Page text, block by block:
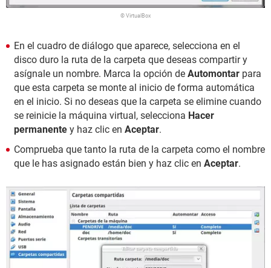
© VirtualBox
En el cuadro de diálogo que aparece, selecciona en el
disco duro la ruta de la carpeta que deseas compartir y
asígnale un nombre. Marca la opción de Automontar para
que esta carpeta se monte al inicio de forma automática
en el inicio. Si no deseas que la carpeta se elimine cuando
se reinicie la máquina virtual, selecciona Hacer
permanente y haz clic en Aceptar.
Comprueba que tanto la ruta de la carpeta como el nombre
que le has asignado están bien y haz clic en Aceptar.